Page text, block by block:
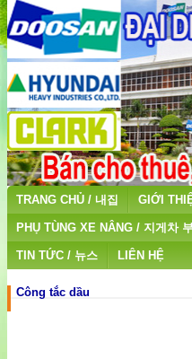
TRANG CHỦ / 내집 GIỚI
PHỤ TÙNG XE NÂNG / 지게차
TIN TỨC / 뉴스 LIÊN HỆ
Công tắc dầu